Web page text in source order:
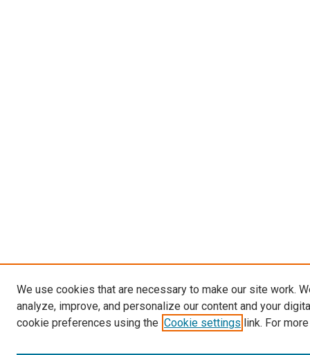
We use cookies that are necessary to make our site work.
analyze, improve, and personalize our content and your
cookie preferences using the Cookie settings link. For